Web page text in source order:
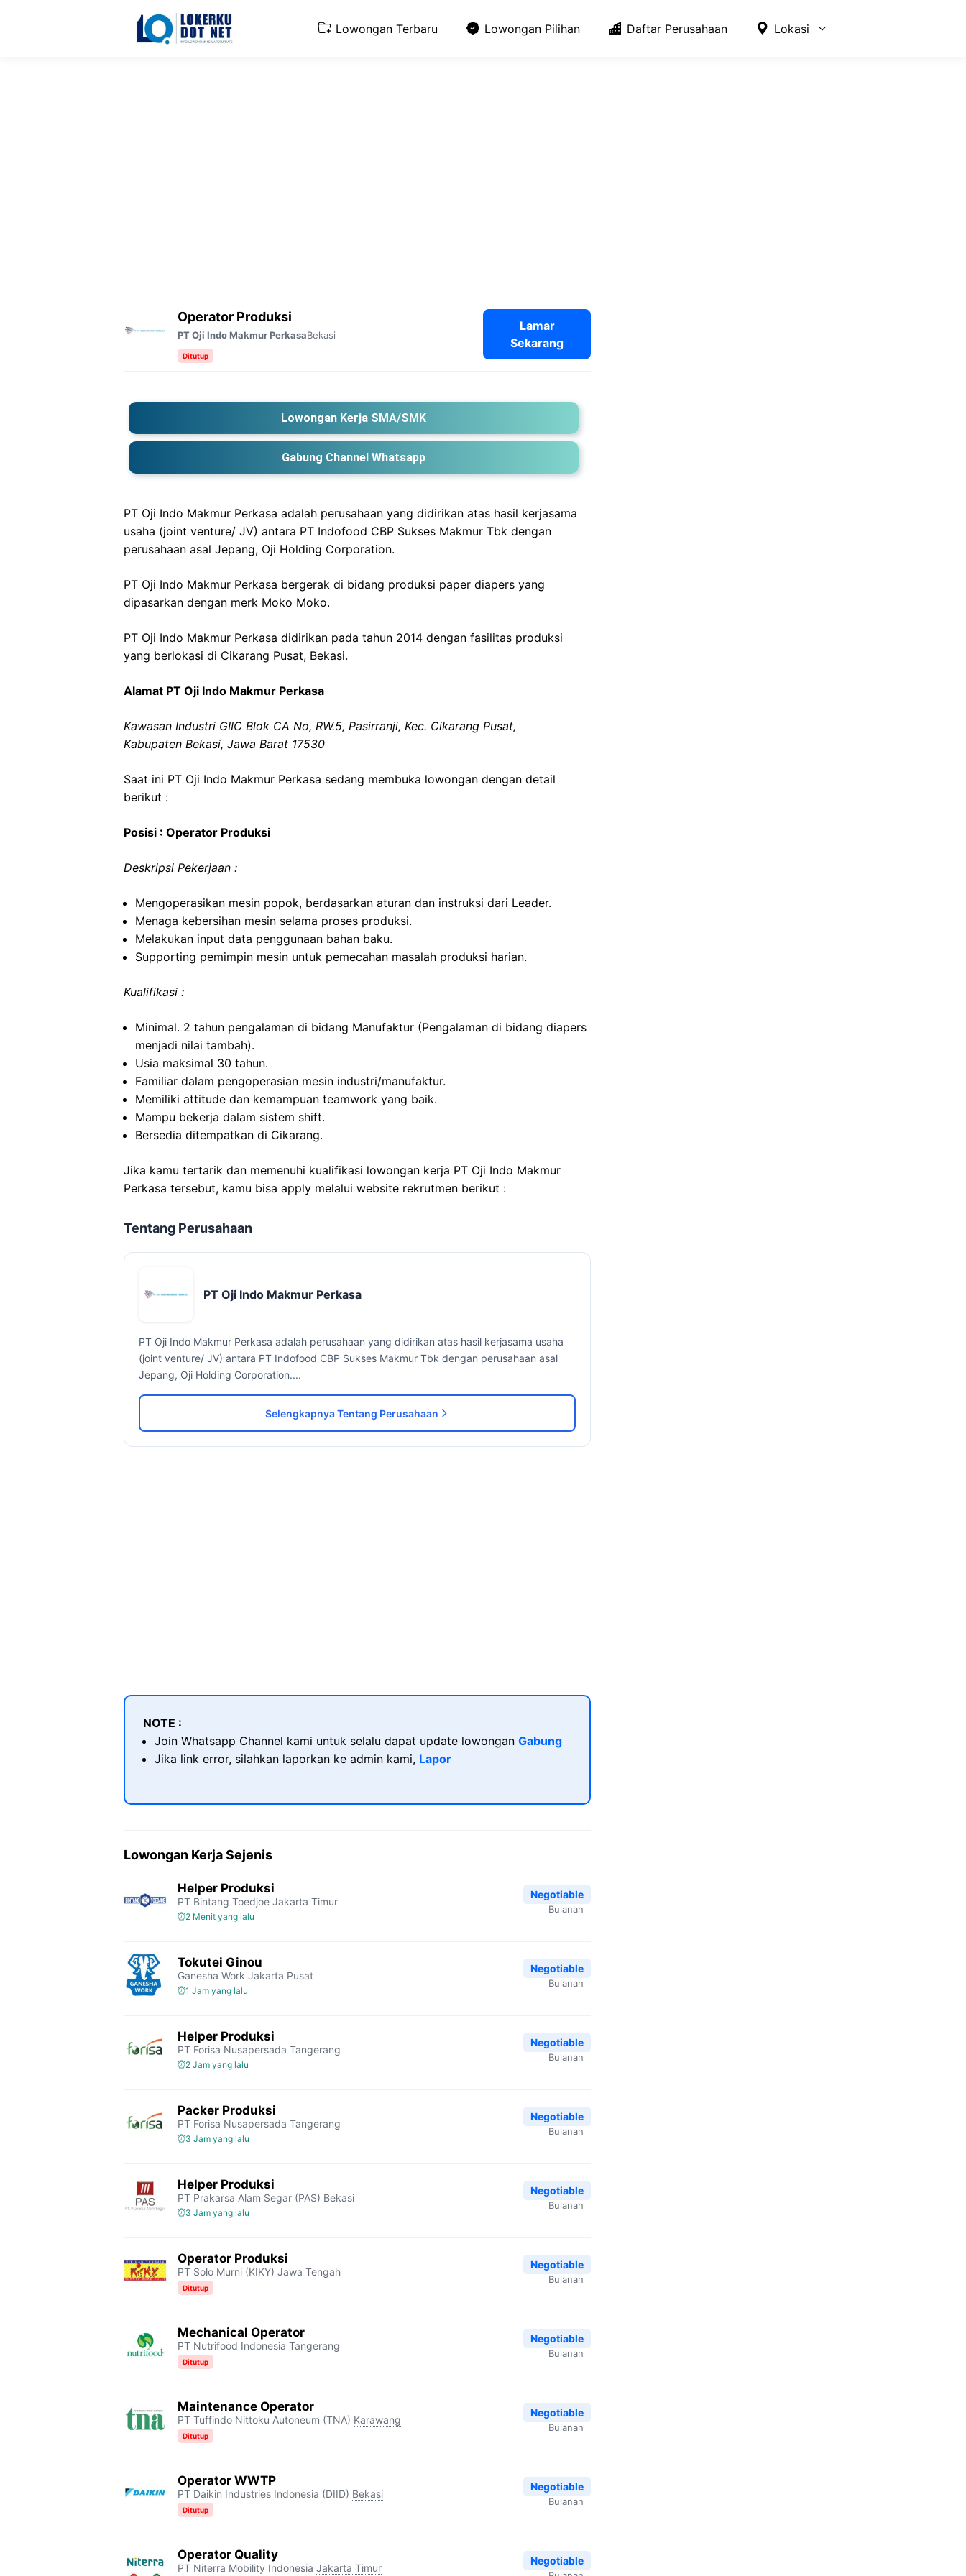
Lowongan Terbaru Lowongan Pilihan Daftar Perusahaan Lokasi
Operator Produksi
PT Oji Indo Makmur PerkasaBekasi
Ditutup
Lamar
Sekarang
Lowongan Kerja SMA/SMK
Gabung Channel Whatsapp
PT Oji Indo Makmur Perkasa adalah perusahaan yang didirikan atas hasil kerjasama
usaha (joint venture/ JV) antara PT Indofood CBP Sukses Makmur Tbk dengan
perusahaan asal Jepang, Oji Holding Corporation.
PT Oji Indo Makmur Perkasa bergerak di bidang produksi paper diapers yang
dipasarkan dengan merk Moko Moko.
PT Oji Indo Makmur Perkasa didirikan pada tahun 2014 dengan fasilitas produksi
yang berlokasi di Cikarang Pusat, Bekasi.
Alamat PT Oji Indo Makmur Perkasa
Kawasan Industri GIIC Blok CA No, RW.5, Pasirranji, Kec. Cikarang Pusat,
Kabupaten Bekasi, Jawa Barat 17530
Saat ini PT Oji Indo Makmur Perkasa sedang membuka lowongan dengan detail
berikut :
Posisi : Operator Produksi
Deskripsi Pekerjaan :
Mengoperasikan mesin popok, berdasarkan aturan dan instruksi dari Leader.
Menaga kebersihan mesin selama proses produksi.
Melakukan input data penggunaan bahan baku.
Supporting pemimpin mesin untuk pemecahan masalah produksi harian.
Kualifikasi :
Minimal. 2 tahun pengalaman di bidang Manufaktur (Pengalaman di bidang diapers
menjadi nilai tambah).
Usia maksimal 30 tahun.
Familiar dalam pengoperasian mesin industri/manufaktur.
Memiliki attitude dan kemampuan teamwork yang baik.
Mampu bekerja dalam sistem shift.
Bersedia ditempatkan di Cikarang.
Jika kamu tertarik dan memenuhi kualifikasi lowongan kerja PT Oji Indo Makmur
Perkasa tersebut, kamu bisa apply melalui website rekrutmen berikut :
Tentang Perusahaan
PT Oji Indo Makmur Perkasa
PT Oji Indo Makmur Perkasa adalah perusahaan yang didirikan atas hasil kerjasama usaha
(joint venture/ JV) antara PT Indofood CBP Sukses Makmur Tbk dengan perusahaan asal
Jepang, Oji Holding Corporation....
Selengkapnya Tentang Perusahaan
NOTE :
Join Whatsapp Channel kami untuk selalu dapat update lowongan Gabung
Jika link error, silahkan laporkan ke admin kami, Lapor
Lowongan Kerja Sejenis
Helper Produksi
PT Bintang Toedjoe Jakarta Timur
2 Menit yang lalu
Negotiable
Bulanan
Tokutei Ginou
Ganesha Work Jakarta Pusat
1 Jam yang lalu
Negotiable
Bulanan
Helper Produksi
PT Forisa Nusapersada Tangerang
2 Jam yang lalu
Negotiable
Bulanan
Packer Produksi
PT Forisa Nusapersada Tangerang
3 Jam yang lalu
Negotiable
Bulanan
Helper Produksi
PT Prakarsa Alam Segar (PAS) Bekasi
3 Jam yang lalu
Negotiable
Bulanan
Operator Produksi
PT Solo Murni (KIKY) Jawa Tengah
Ditutup
Negotiable
Bulanan
Mechanical Operator
PT Nutrifood Indonesia Tangerang
Ditutup
Negotiable
Bulanan
Maintenance Operator
PT Tuffindo Nittoku Autoneum (TNA) Karawang
Ditutup
Negotiable
Bulanan
Operator WWTP
PT Daikin Industries Indonesia (DIID) Bekasi
Ditutup
Negotiable
Bulanan
Operator Quality
PT Niterra Mobility Indonesia Jakarta Timur
Negotiable